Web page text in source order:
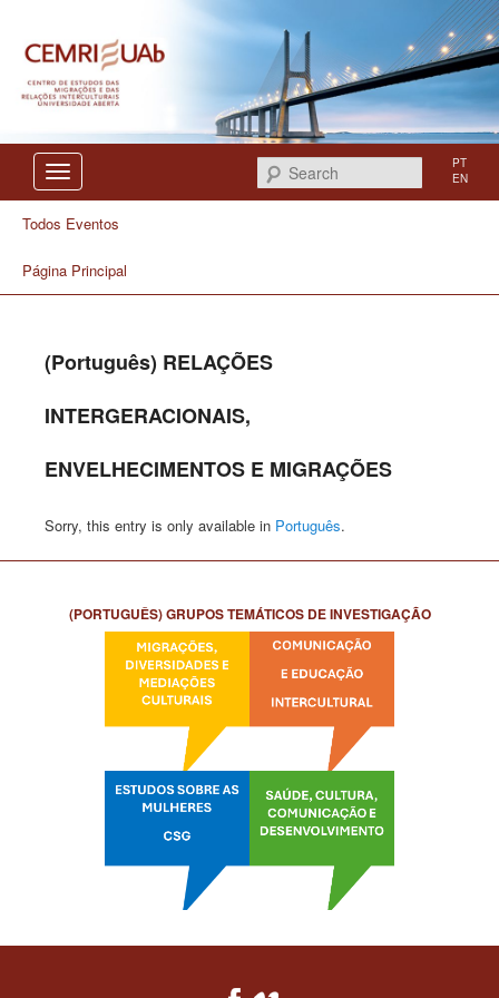
CEMRI
Search
PT
EN
Todos Eventos
Página Principal
(Português) RELAÇÕES
INTERGERACIONAIS,
ENVELHECIMENTOS E MIGRAÇÕES
Sorry, this entry is only available in Português.
(PORTUGUÊS) GRUPOS TEMÁTICOS DE INVESTIGAÇÃO